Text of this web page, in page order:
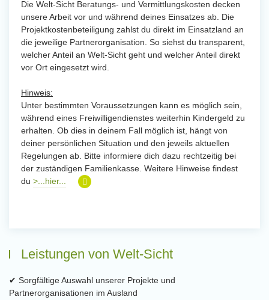
Die Welt-Sicht Beratungs- und Vermittlungskosten decken
unsere Arbeit vor und während deines Einsatzes ab. Die
Projektkostenbeteiligung zahlst du direkt im Einsatzland an
die jeweilige Partnerorganisation. So siehst du transparent,
welcher Anteil an Welt-Sicht geht und welcher Anteil direkt
vor Ort eingesetzt wird.
Hinweis:
Unter bestimmten Voraussetzungen kann es möglich sein,
während eines Freiwilligendienstes weiterhin Kindergeld zu
erhalten. Ob dies in deinem Fall möglich ist, hängt von
deiner persönlichen Situation und den jeweils aktuellen
Regelungen ab. Bitte informiere dich dazu rechtzeitig bei
der zuständigen Familienkasse. Weitere Hinweise findest
du >...hier...
Leistungen von Welt-Sicht
✔ Sorgfältige Auswahl unserer Projekte und
Partnerorganisationen im Ausland